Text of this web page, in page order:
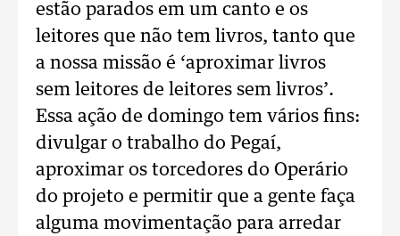
estão parados em um canto e os
leitores que não tem livros, tanto que
a nossa missão é ‘aproximar livros
sem leitores de leitores sem livros’.
Essa ação de domingo tem vários fins:
divulgar o trabalho do Pegaí,
aproximar os torcedores do Operário
do projeto e permitir que a gente faça
alguma movimentação para arredar